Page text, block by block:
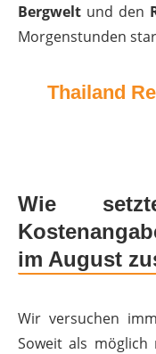
Bergwelt und den
Morgenstunden
Thailand
Wie
im August
Wir versuchen
Soweit als